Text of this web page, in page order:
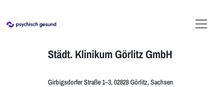
Städt. Klinikum Görlitz GmbH
Girbigsdorfer Straße 1–3, 02828 Görlitz, Sachsen